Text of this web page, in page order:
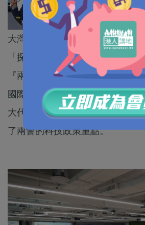
大灣區國際信息科技協會今日（
「探索AI工具研討會：從
『兩會』解讀」，並邀請了全國
國際信息科技協會主席梁振英致
大代表、大灣區國際信息科技協
了兩會的科技政策重點。